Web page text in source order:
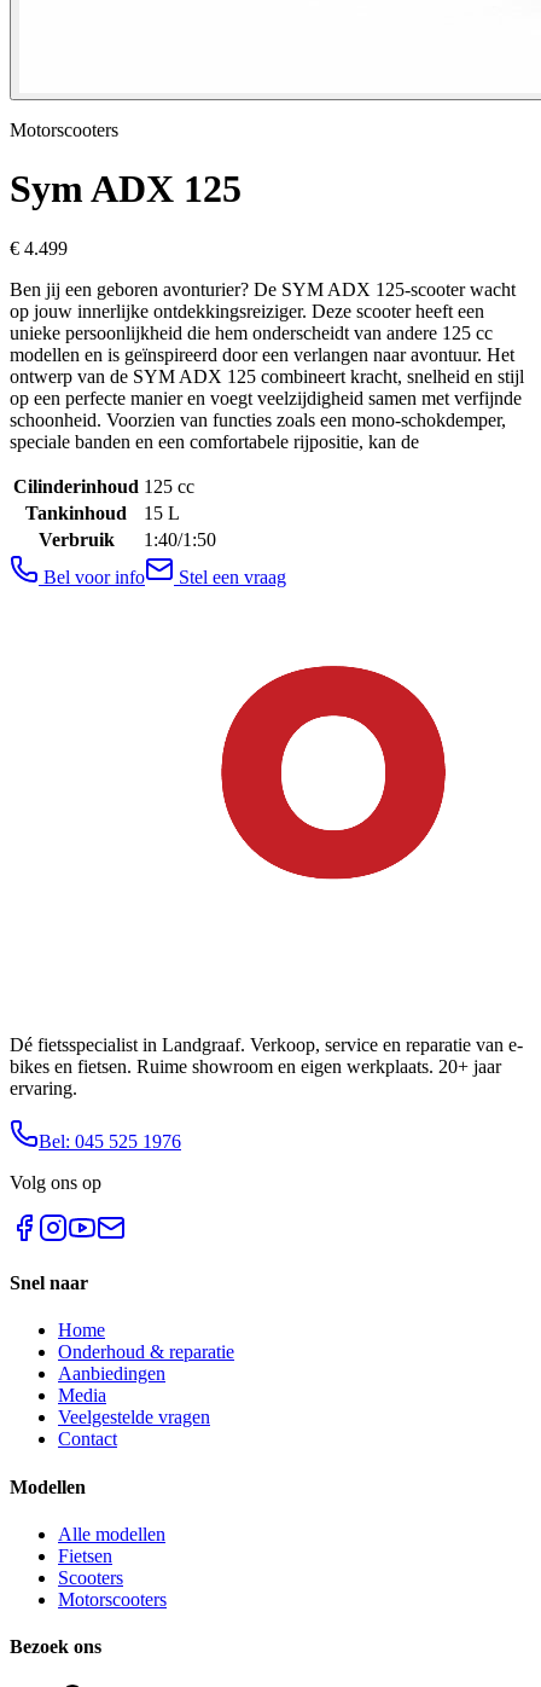
Motorscooters
SymADX 125
€ 4.499
Ben jij een geboren avonturier? De SYM ADX 125-scooter wacht
op jouw innerlijke ontdekkingsreiziger. Deze scooter heeft een
unieke persoonlijkheid die hem onderscheidt van andere 125 cc
modellen en is geïnspireerd door een verlangen naar avontuur. Het
ontwerp van de SYM ADX 125 combineert kracht, snelheid en stijl
op een perfecte manier en voegt veelzijdigheid samen met verfijnde
schoonheid. Voorzien van functies zoals een mono-schokdemper,
speciale banden en een comfortabele rijpositie, kan de
Cilinderinhoud 125 cc
Tankinhoud
15 L
Verbruik
1:40/1:50
Bel voor info
Stel een vraag
Dé fietsspecialist in Landgraaf. Verkoop, service en reparatie van e-
bikes en fietsen. Ruime showroom en eigen werkplaats. 20+ jaar
ervaring.
Bel: 045 525 1976
Volg ons op
Snel naar
Home
Onderhoud & reparatie
Aanbiedingen
Media
Veelgestelde vragen
Contact
Modellen
Alle modellen
Fietsen
Scooters
Motorscooters
Bezoek ons